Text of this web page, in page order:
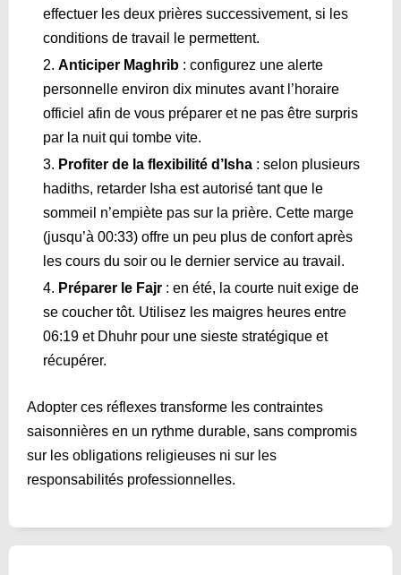
effectuer les deux prières successivement, si les
conditions de travail le permettent.
Anticiper Maghrib : configurez une alerte
personnelle environ dix minutes avant l’horaire
officiel afin de vous préparer et ne pas être surpris
par la nuit qui tombe vite.
Profiter de la flexibilité d’Isha : selon plusieurs
hadiths, retarder Isha est autorisé tant que le
sommeil n’empiète pas sur la prière. Cette marge
(jusqu’à 00:33) offre un peu plus de confort après
les cours du soir ou le dernier service au travail.
Préparer le Fajr : en été, la courte nuit exige de
se coucher tôt. Utilisez les maigres heures entre
06:19 et Dhuhr pour une sieste stratégique et
récupérer.
Adopter ces réflexes transforme les contraintes
saisonnières en un rythme durable, sans compromis
sur les obligations religieuses ni sur les
responsabilités professionnelles.